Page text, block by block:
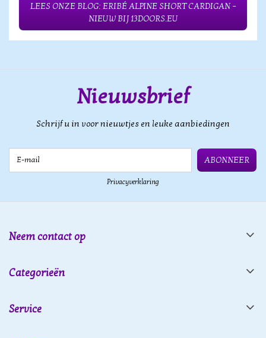
LEES ONZE BLOG: ERIBÉ ALPINE SHORT CARDIGAN –
NIEUW BIJ 13DOORS.EU
Nieuwsbrief
Schrijf u in voor nieuwtjes en leuke aanbiedingen
ABONNEER
Privacyverklaring
Neem contact op
Categorieën
Service